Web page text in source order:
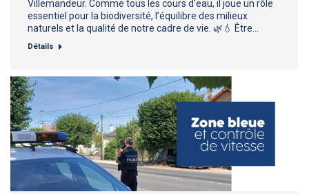
Villemandeur. Comme tous les cours d’eau, il joue un rôle
essentiel pour la biodiversité, l’équilibre des milieux
naturels et la qualité de notre cadre de vie. 🌿💧 Être…
Détails